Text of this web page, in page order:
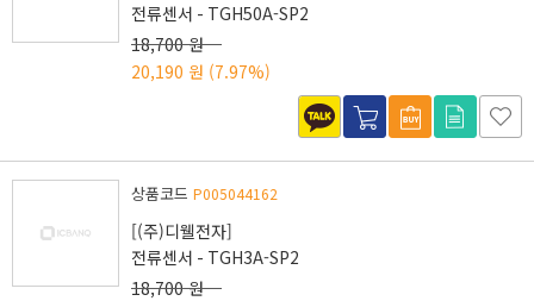
전류센서 - TGH50A-SP2
18,700 원
20,190 원 (7.97%)
상품코드 P005044162
[(주)디웰전자]
전류센서 - TGH3A-SP2
18,700 원